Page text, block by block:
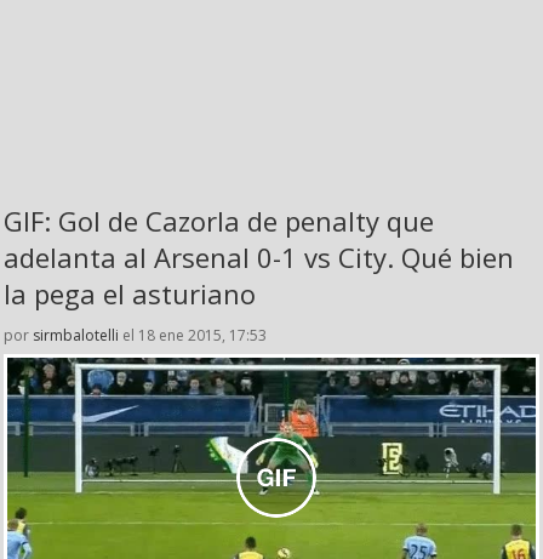
GIF: Gol de Cazorla de penalty que
adelanta al Arsenal 0-1 vs City. Qué bien
la pega el asturiano
por sirmbalotelli el 18 ene 2015, 17:53